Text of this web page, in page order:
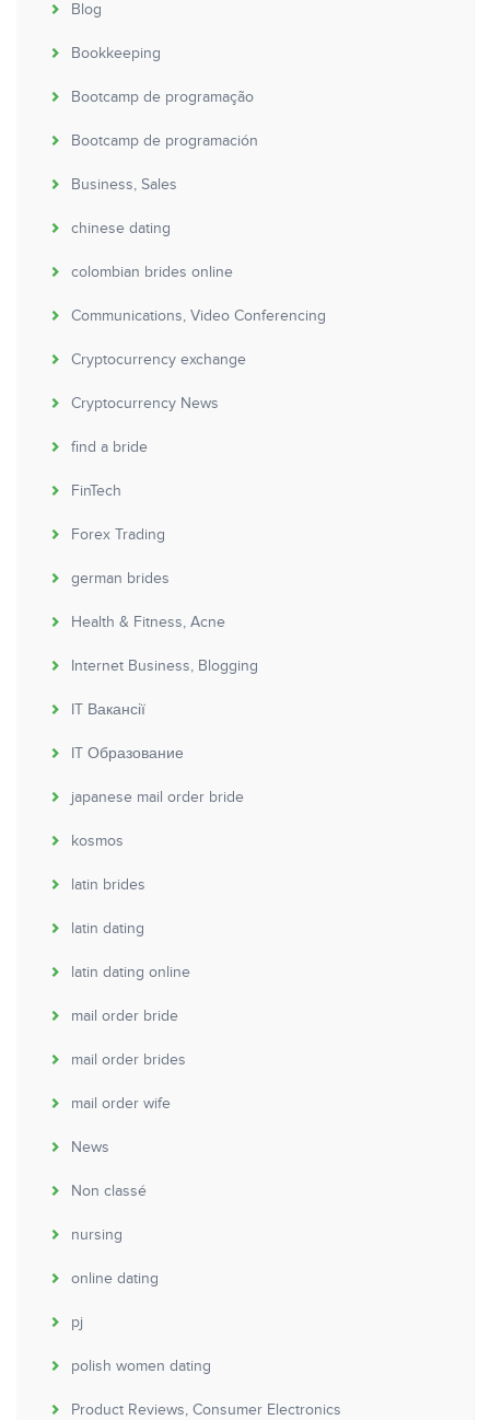
Blog
Bookkeeping
Bootcamp de programação
Bootcamp de programación
Business, Sales
chinese dating
colombian brides online
Communications, Video Conferencing
Cryptocurrency exchange
Cryptocurrency News
find a bride
FinTech
Forex Trading
german brides
Health & Fitness, Acne
Internet Business, Blogging
IT Вакансії
IT Образование
japanese mail order bride
kosmos
latin brides
latin dating
latin dating online
mail order bride
mail order brides
mail order wife
News
Non classé
nursing
online dating
pj
polish women dating
Product Reviews, Consumer Electronics